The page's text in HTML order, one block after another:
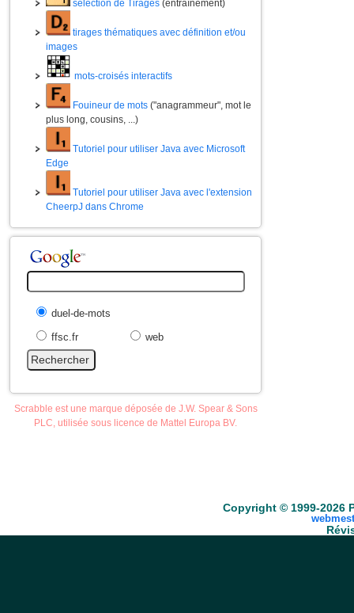
sélection de Tirages (entraînement)
tirages thématiques avec définition et/ou
images
mots-croisés interactifs
Fouineur de mots ("anagrammeur", mot le
plus long, cousins, ...)
Tutoriel pour utiliser Java avec Microsoft
Edge
Tutoriel pour utiliser Java avec l'extension
CheerpJ dans Chrome
duel-de-mots
ffsc.fr
web
Scrabble est une marque déposée de J.W. Spear & Sons
PLC, utilisée sous licence de Mattel Europa BV.
Copyright © 1999-2026